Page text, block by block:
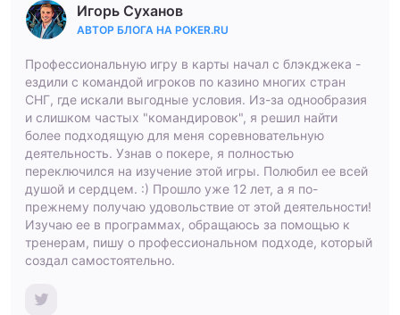
Игорь Суханов
АВТОР БЛОГА НА POKER.RU
Профессиональную игру в карты начал с блэкджека -
ездили с командой игроков по казино многих стран
СНГ, где искали выгодные условия. Из-за однообразия
и слишком частых "командировок", я решил найти
более подходящую для меня соревновательную
деятельность. Узнав о покере, я полностью
переключился на изучение этой игры. Полюбил ее всей
душой и сердцем. :) Прошло уже 12 лет, а я по-
прежнему получаю удовольствие от этой деятельности!
Изучаю ее в программах, обращаюсь за помощью к
тренерам, пишу о профессиональном подходе, который
создал самостоятельно.